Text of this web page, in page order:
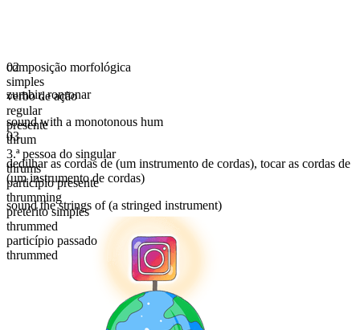
composição morfológica
simples
verbo de ação
regular
presente
thrum
3.ª pessoa do singular
thrums
particípio presente
thrumming
pretérito simples
thrummed
particípio passado
thrummed
02
zumbir,ronronar
sound with a monotonous hum
03
dedilhar as cordas de (um instrumento de cordas), tocar as cordas de
(um instrumento de cordas)
sound the strings of (a stringed instrument)